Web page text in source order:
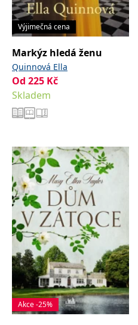
Výjimečná cena
Markýz hledá ženu
Quinnová Ella
Od 225 Kč
Skladem
Akce -25%